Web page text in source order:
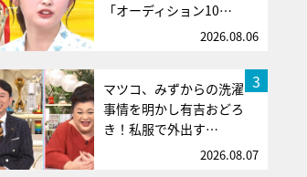
「オーディション10…
2026.08.06
3
マツコ、みずからの洗濯
事情を明かし有吉おどろ
き！私服で外出す…
2026.08.07